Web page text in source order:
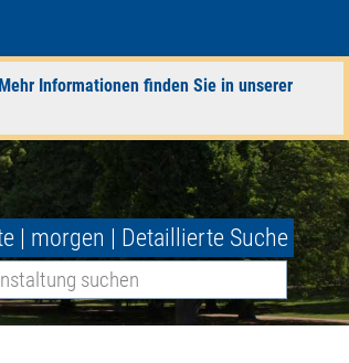
Informationen finden Sie in unserer
| morgen | Detaillierte Suche